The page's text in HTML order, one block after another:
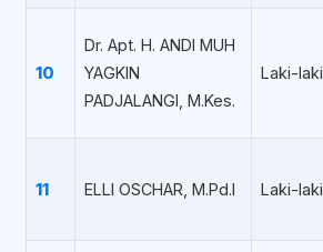
10
Dr. Apt. H. ANDI MUH
YAGKIN
PADJALANGI, M.Kes.
Laki-laki
11 ELLI OSCHAR, M.Pd.I Laki-laki